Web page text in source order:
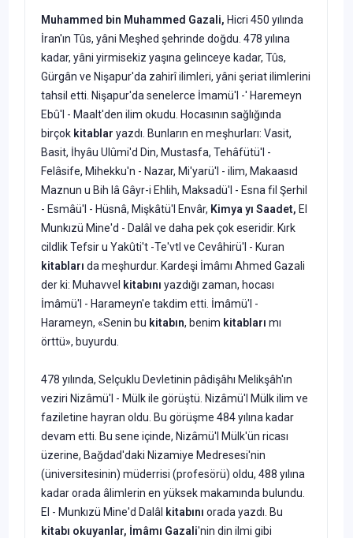
Muhammed bin Muhammed Gazali, Hicri 450 yılında
İran'ın Tûs, yâni Meşhed şehrinde doğdu. 478 yılına
kadar, yâni yirmisekiz yaşına gelinceye kadar, Tûs,
Gürgân ve Nişapur'da zahirî ilimleri, yâni şeriat ilimlerini
tahsil etti. Nişapur'da senelerce İmamü'I -' Haremeyn
Ebû'l - Maalt'den ilim okudu. Hocasının sağlığında
birçok kitablar yazdı. Bunların en meşhurları: Vasit,
Basit, İhyâu Ulûmi'd Din, Mustasfa, Tehâfütü'l -
Felâsife, Mihekku'n - Nazar, Mi'yarü'l - ilim, Makaasıd
Maznun u Bih lâ Gâyr-i Ehlih, Maksadü'l - Esna fil Şerhil
- Esmâü'l - Hüsnâ, Mişkâtü'l Envâr, Kimya yı Saadet, El
Munkızü Mine'd - Dalâl ve daha pek çok eseridir. Kırk
cildlik Tefsir u Yakûti't -Te'vtl ve Cevâhirü'l - Kuran
kitabları da meşhurdur. Kardeşi İmâmı Ahmed Gazali
der ki: Muhavvel kitabını yazdığı zaman, hocası
İmâmü'l - Harameyn'e takdim etti. İmâmü'l -
Harameyn, «Senin bu kitabın, benim kitabları mı
örttü», buyurdu.
478 yılında, Selçuklu Devletinin pâdişâhı Melikşâh'ın
veziri Nizâmü'l - Mülk ile görüştü. Nizâmü'l Mülk ilim ve
faziletine hayran oldu. Bu görüşme 484 yılına kadar
devam etti. Bu sene içinde, Nizâmü'l Mülk'ün ricası
üzerine, Bağdad'daki Nizamiye Medresesi'nin
(üniversitesinin) müderrisi (profesörü) oldu, 488 yılına
kadar orada âlimlerin en yüksek makamında bulundu.
El - Munkızü Mine'd Dalâl kitabını orada yazdı. Bu
kitabı okuyanlar, İmâmı Gazali'nin din ilmi gibi